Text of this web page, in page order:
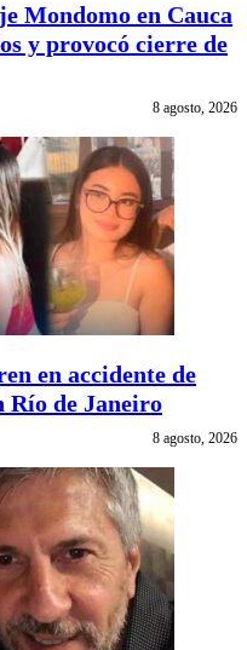
Mondomo en Cauca
y provocó cierre de
8 agosto, 2026
en accidente de
Río de Janeiro
8 agosto, 2026